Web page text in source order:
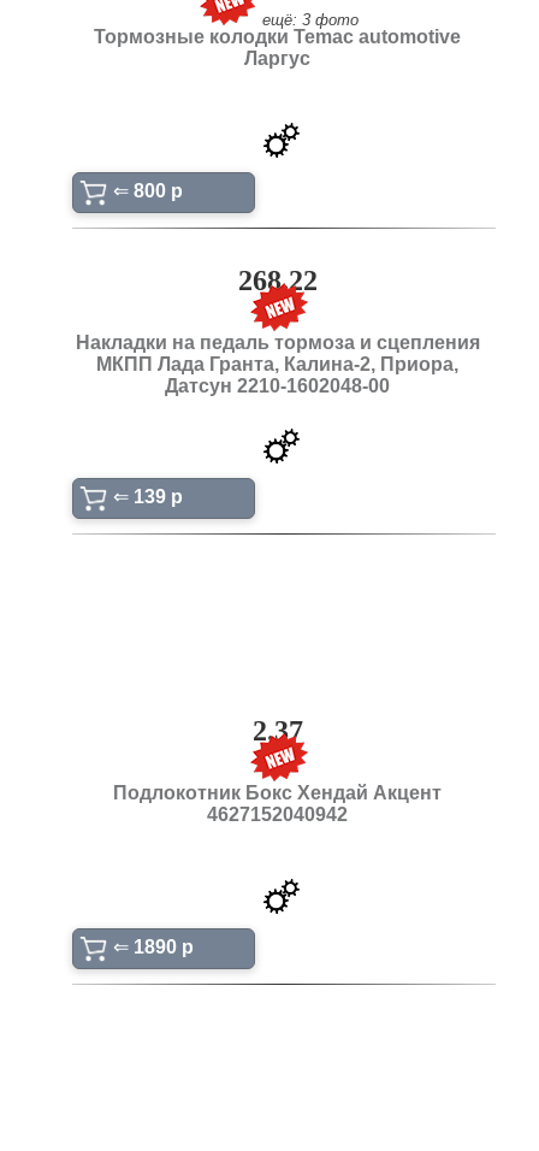
ещё: 3 фото
Тормозные колодки Temac automotive
Ларгус
⇐ 800 p
268.22
Накладки на педаль тормоза и сцепления
МКПП Лада Гранта, Калина-2, Приора,
Датсун 2210-1602048-00
⇐ 139 p
2.37
Подлокотник Бокс Хендай Акцент
4627152040942
⇐ 1890 p